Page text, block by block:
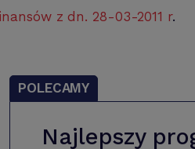
z dn. 28-03-2011 r.
POLECAMY
Najlepszy